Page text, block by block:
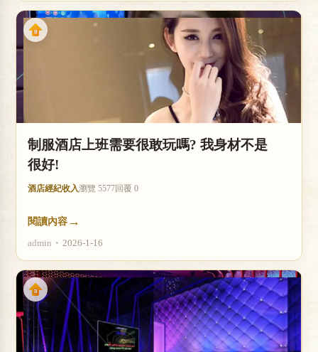
制服酒店上班需要很敢玩嗎? 我身材不是
很好!
酒店經紀收入瀏覽 5577回覆 0
閱讀內容 →
admin • 2026-1-16